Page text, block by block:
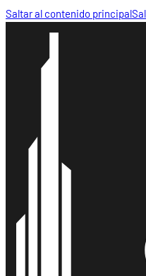
Saltar al contenido principal